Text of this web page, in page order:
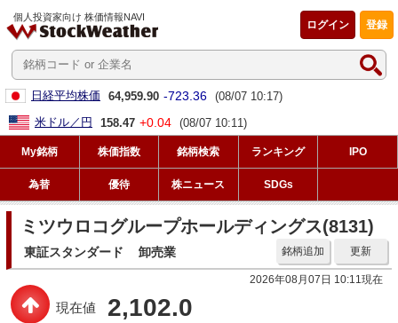
個人投資家向け 株価情報NAVI
登録
ログイン
日経平均株価 64,959.90 -723.36 (08/07 10:17)
米ドル／円
158.47 +0.04 (08/07 10:11)
My銘柄 株価指数 銘柄検索 ランキング IPO
為替 優待 株ニュース SDGs
ミツウロコグループホールディングス(8131)
東証スタンダード 卸売業 更新
銘柄追加
2026年08月07日 10:11現在
現在値 2,102.0